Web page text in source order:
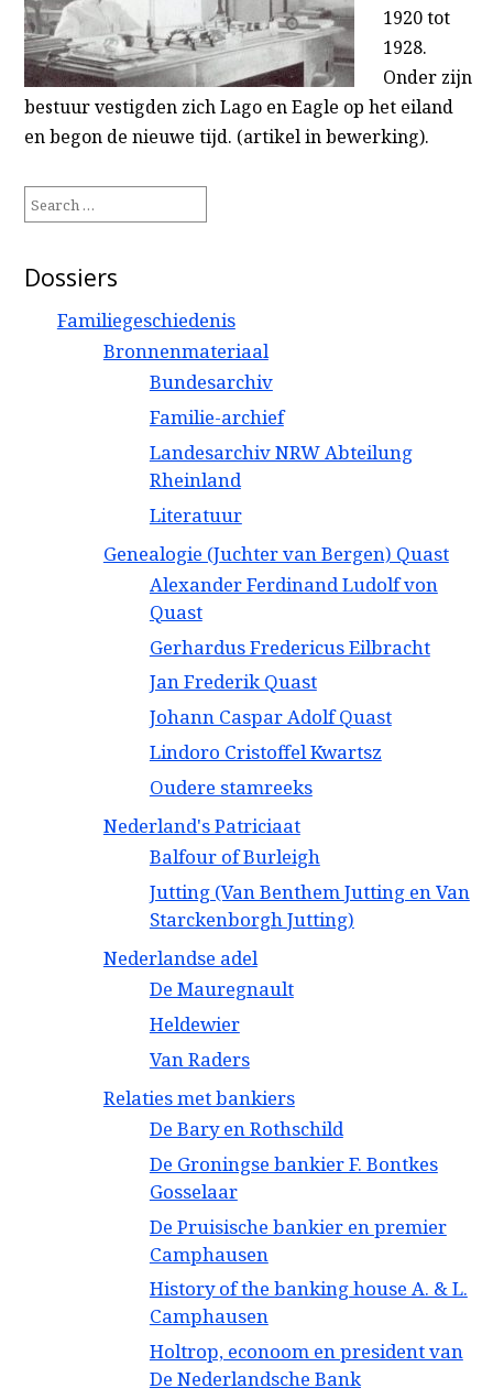
1920 tot
1928.
Onder zijn
bestuur vestigden zich Lago en Eagle op het eiland
en begon de nieuwe tijd. (artikel in bewerking).
for:
Dossiers
Familiegeschiedenis
Bronnenmateriaal
Bundesarchiv
Familie-archief
Landesarchiv NRW Abteilung
Rheinland
Literatuur
Genealogie (Juchter van Bergen) Quast
Alexander Ferdinand Ludolf von
Quast
Gerhardus Fredericus Eilbracht
Jan Frederik Quast
Johann Caspar Adolf Quast
Lindoro Cristoffel Kwartsz
Oudere stamreeks
Nederland's Patriciaat
Balfour of Burleigh
Jutting (Van Benthem Jutting en Van
Starckenborgh Jutting)
Nederlandse adel
De Mauregnault
Heldewier
Van Raders
Relaties met bankiers
De Bary en Rothschild
De Groningse bankier F. Bontkes
Gosselaar
De Pruisische bankier en premier
Camphausen
History of the banking house A. & L.
Camphausen
Holtrop, econoom en president van
De Nederlandsche Bank